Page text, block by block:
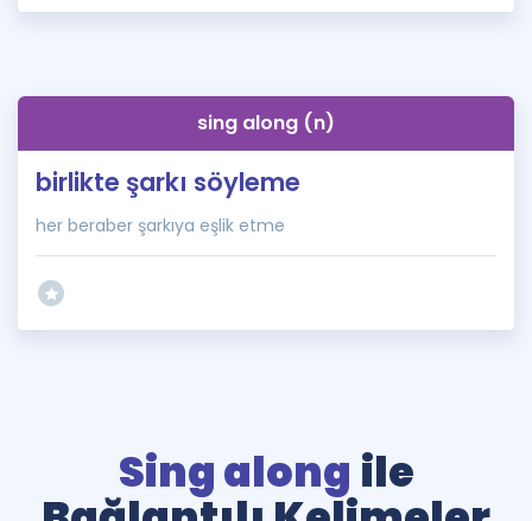
sing along (n)
birlikte şarkı söyleme
her beraber şarkıya eşlik etme
Sing along ile